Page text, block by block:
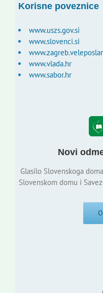
Korisne poveznice
www.uszs.gov.si
www.slovenci.si
www.vlada.hr
www.sabor.hr
Novi
Glasilo Slovenskoga
Slovenskom domu i